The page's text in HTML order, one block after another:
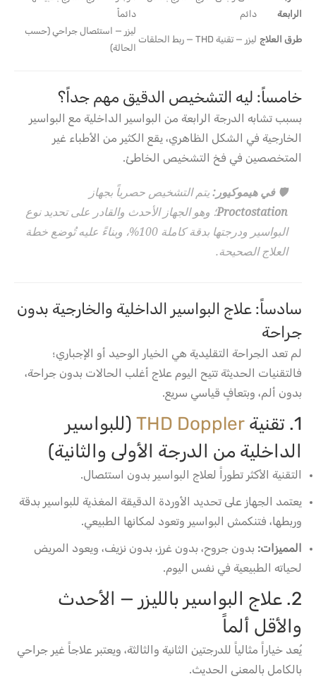
الرابعة
دائم
دائماً
طرق العلاج ليزر — تقنية THD — ربط الحلقات
ليزر — استئصال جراحي (حسب
الحالة)
خامساً: ليه التشخيص الدقيق مهم جداً؟
بسبب تشابه الدرجة الرابعة من البواسير الداخلية مع البواسير
الخارجية في الشكل الظاهري، يقع الكثير من الأطباء غير
المتخصصين في فخ التشخيص الخاطئ.
🛡️في هيموكيور:يتم التشخيص حصرياً بجهاز
Proctostation؛ وهو الجهاز الأحدث والقادر على تحديد نوع
البواسير ودرجتها بدقة كاملة 100%، وبناءً عليه تُوضع خطة
العلاج الصحيحة.
سادساً: علاج البواسير الداخلية والخارجية بدون
جراحة
لم تعد الجراحة التقليدية هي الخيار الوحيد أو الإجباري؛
فالتقنيات الحديثة تتيح اليوم علاج أغلب الحالات بدون جراحة،
بدون ألم، وبتعافٍ قياسي سريع.
1. تقنية THD Doppler (للبواسير
الداخلية من الدرجة الأولى والثانية)
التقنية الأكثر تطوراً لعلاج البواسير بدون استئصال.
يعتمد الجهاز على تحديد الأوردة الدقيقة المغذية للبواسير بدقة
وربطها، فتنكمش البواسير وتعود لمكانها الطبيعي.
المميزات: بدون جروح، بدون غرز، بدون نزيف، ويعود المريض
لحياته الطبيعية في نفس اليوم.
2. علاج البواسير بالليزر — الأحدث
والأقل ألماً
يُعد خياراً مثالياً للدرجتين الثانية والثالثة، ويعتبر علاجاً غير جراحي
بالكامل بالمعنى الحديث.